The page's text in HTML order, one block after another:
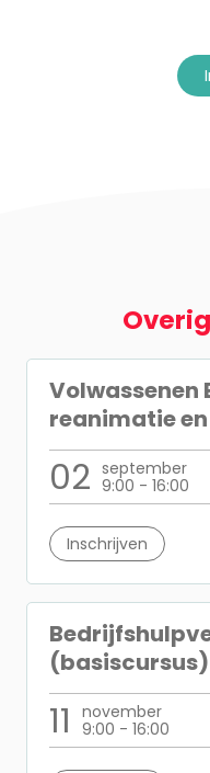
Volwassenen
reanimatie
02 september
9:00 - 16:00
Inschrijven
(basiscursus)
11
november
9:00 - 16:00